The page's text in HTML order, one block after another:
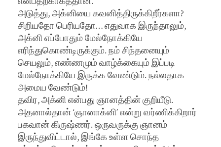
அடுத்து, அக்னியை கவனித்திருக்கிறீர்களா?
சிறியதோ பெரியதோ… எதுவாக இருந்தாலும்,
அக்னி எப்போதும் மேல்நோக்கியே
எரிந்துகொண்டிருக்கும். நம் சிந்தனையும்
செயலும், எண்ணமும் வாழ்க்கையும் இப்படி
மேல்நோக்கியே இருக்க வேண்டும். நல்லதாக
அமைய வேண்டும்!
தவிர, அக்னி என்பது ஞானத்தின் குறியீடு.
அதனால்தான் ‘ஞானாக்னி’ என்று வர்ணிக்கிறார்
பகவான் கிருஷ்ணர். ஒருவருக்கு ஞானம்
இருந்துவிட்டால், இங்கே உள்ள சொந்த